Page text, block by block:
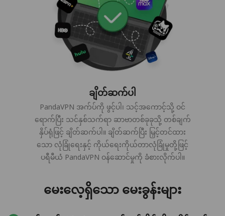
ချိတ်ဆက်ပါ
PandaVPN အက်ပ်ကို ဖွင့်ပါ၊ သင့်အကောင့်သို့ ဝင်
ရောက်ပြီး သင်နှစ်သက်ရာ ဆာဗာတစ်ခုခုသို့ တစ်ချက်
နှိပ်ရုံဖြင့် ချိတ်ဆက်ပါ။ ချိတ်ဆက်ပြီး မြှင့်တင်ထား
သော လုံခြုံရေးနှင့် ကိုယ်ရေးကိုယ်တာလုံခြုံမှုတို့ဖြင့်
ပရီမီယံ PandaVPN ဝန်ဆောင်မှုကို ခံစားလိုက်ပါ။
မေးလေ့ရှိသော မေးခွန်းများ